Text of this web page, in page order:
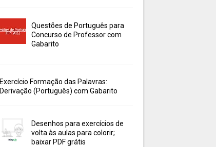
Questões de Português para
Concurso de Professor com
Gabarito
Exercício Formação das Palavras:
Derivação (Português) com Gabarito
Desenhos para exercícios de
volta às aulas para colorir;
baixar PDF grátis